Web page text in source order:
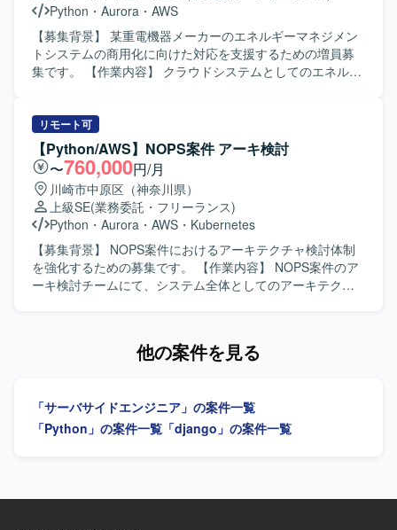
要素も含む複雑なビジネス課題に対して前向きに取り組
み、解決を楽しめるマインドをお持ちの方を歓迎します。
生成AIの最新技術を積極的に取り込み、基盤の継続的な改
善に強い興味をお持ちの方を求めています。 【ポジション
す。 国内でも有数のデータ規模を持つコンテンツプラット
フォームで、推薦・検索基盤の運用経験を積むことができ
ます。 LLMを推薦に活用する実践的な知見を蓄積できる環
境です。 最新のAI技術を積極的に取り入れ、対外的な発信
も奨励される文化があります。 技術選定やロードマップ策
定に大きな裁量を持ち、AI・機械学習基盤構築の中核とし
て活躍できるポジションです。 【開発環境】 機械学習シス
テムの開発には主にPythonを使用し、Databricks上で動作
することを前提にライブラリを選定します。 システム間通
信にはProtocol Bufferを利用します。 開発にはJupyter
を使用し、大規模データの処理・学習・推論を行います。
す。必要に応じてフロントエンド側の調査や軽微な修正支
援も行っていただきます。 【求める人物像】 既存システム
の構造を理解しながら、自ら調査し主体的に課題解決に取
り組んでいただける方を求めております。チームメンバー
ンの魅力】 複数の業務系Webアプリを同一基盤で扱うた
め、共通基盤の理解を深めながら幅広いドメインの機能開
発・保守に関わることができます。リリース前後の改修や
検証、障害調査など、サービスライフサイクル全体に携わ
ることで、バックエンドエンジニアとしての経験を総合的
に積むことができます。 【開発環境】 Django/Pythonを用
いたバックエンド開発を中心に、AWS環境上で稼働する
Webアプリケーションの保守開発を行います。RDB/SQLを
利用したデータベースアクセスや、Gitを用いたチーム開発
を行う環境です。
Python ・ Aurora ・ AWS
【募集背景】 某重電機器メーカーのエネルギーマネジメン
トシステムの商用化に向けた対応を支援するための増員募
集です。 【作業内容】 クラウドシステムとしてのエネルギ
査や要件の洗い出し、対応方針の策定などの上流工程を中
心にご対応いただきます。上流工程を担当しているプロパ
ーを中心とした体制に参画し、開発要員としてシステム商
用化に向けた各種対応を行います。 【求める人物像】 関係
者と円滑にコミュニケーションを取りながら、基本設計以
降の工程を主体的に進めていただける方を求めています。
テスト観点をしっかり持ち、説明や実施を自律的に行える
方を歓迎いたします。 【ポジションの魅力】 AWSを活用し
たクラウドベースのエネルギーマネジメントシステムに上
流工程から関わることができ、アーキテクチャ設計から開
ける機会があります。 【開発環境】 AWS環境上での開発を
用する構成です。
リモート可
【Python/AWS】NOPS案件 アーキ検討
〜760,000円/月
川崎市中原区（神奈川県）
上級SE(業務委託・フリーランス)
Python ・ Aurora ・ AWS ・ Kubernetes
【募集背景】 NOPS案件におけるアーキテクチャ検討体制
を強化するための募集です。 【作業内容】 NOPS案件のア
ーキ検討チームにて、システム全体としてのアーキテクチ
ン力をお持ちの方です。 【ポジションの魅力】 大規模シス
テムのアーキテクチャ検討に上流から関わることができ、
ます。
他の案件を見る
「サーバサイドエンジニア」の案件一覧
「Python」の案件一覧 「django」の案件一覧